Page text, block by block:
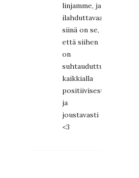
linjamme, ja
ilahduttavaa
siinä on se,
että siihen
on
suhtauduttu
kaikkialla
positiivisesti
ja
joustavasti
<3